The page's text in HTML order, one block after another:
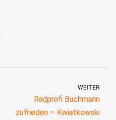
WEITER
Radprofi Buchmann
zufrieden – Kwiatkowski